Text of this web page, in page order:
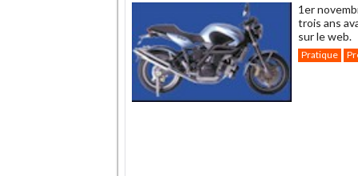
1er
trois ans
sur le web.
Pratique